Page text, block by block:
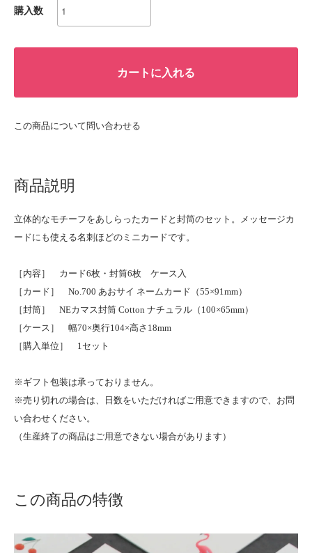
購入数
カートに入れる
この商品について問い合わせる
商品説明
立体的なモチーフをあしらったカードと封筒のセット。メッセージカ
ードにも使える名刺ほどのミニカードです。
［内容］ カード6枚・封筒6枚 ケース入
［カード］ No.700 あおサイ ネームカード（55×91mm）
［封筒］ NEカマス封筒 Cotton ナチュラル（100×65mm）
［ケース］ 幅70×奥行104×高さ18mm
［購入単位］ 1セット
※ギフト包装は承っておりません。
※売り切れの場合は、日数をいただければご用意できますので、お問
い合わせください。
（生産終了の商品はご用意できない場合があります）
この商品の特徴